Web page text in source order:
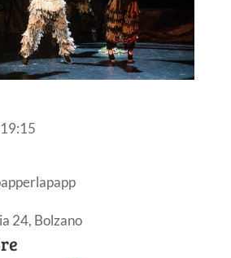
24, Bolzano